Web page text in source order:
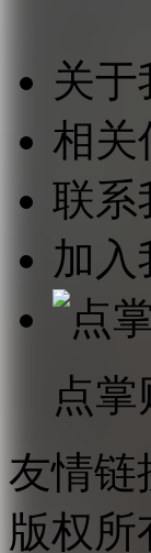
关于
相关
联系
加入
点
友情链
版权所